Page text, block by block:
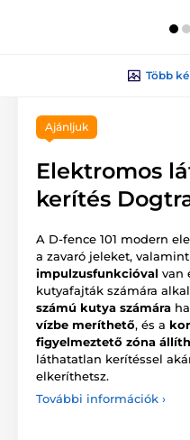
Több
Ajánljuk
Elektromos
kerítés
A D-fence 101 modern
a zavaró jeleket, valamint
impulzusfunkcióval van
kutyafajták számára
számú kutya számára
vízbe meríthető, és a
figyelmeztető zóna
láthatatlan kerítéssel
elkeríthetsz.
További információk ›